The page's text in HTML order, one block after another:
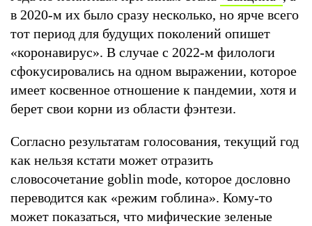
в 2020-м их было сразу несколько, но ярче всего
тот период для будущих поколений опишет
«коронавирус». В случае с 2022-м филологи
сфокусировались на одном выражении, которое
имеет косвенное отношение к пандемии, хотя и
берет свои корни из области фэнтези.
Согласно результатам голосования, текущий год
как нельзя кстати может отразить
словосочетание goblin mode, которое дословно
переводится как «режим гоблина». Кому-то
может показаться, что мифические зеленые